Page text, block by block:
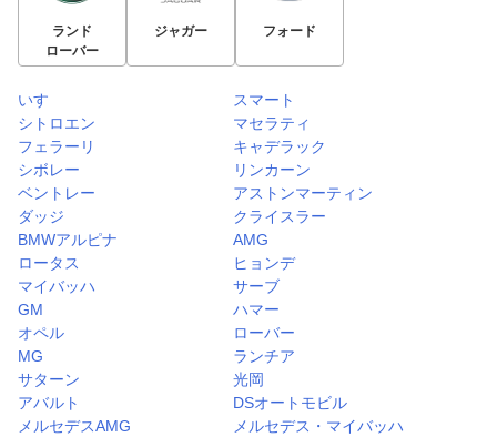
ランド
ローバー
ジャガー フォード
いすゞ
スマート
シトロエン
マセラティ
フェラーリ
キャデラック
シボレー
リンカーン
ベントレー
アストンマーティン
ダッジ
クライスラー
BMWアルピナ
AMG
ロータス
ヒョンデ
マイバッハ
サーブ
GM
ハマー
オペル
ローバー
MG
ランチア
サターン
光岡
アバルト
DSオートモビル
メルセデスAMG
メルセデス・マイバッハ